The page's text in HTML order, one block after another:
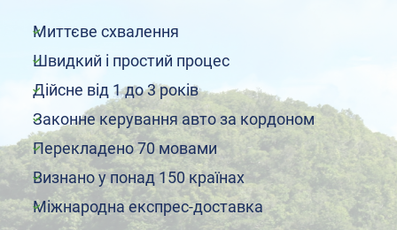
Миттєве схвалення
Швидкий і простий процес
Дійсне від 1 до 3 років
Законне керування авто за кордоном
Перекладено 70 мовами
Визнано у понад 150 країнах
Міжнародна експрес-доставка